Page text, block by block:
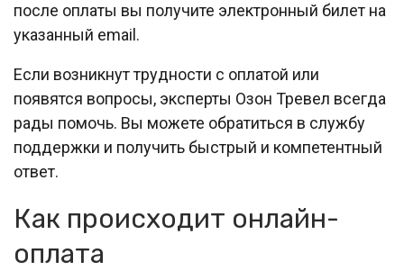
после оплаты вы получите электронный билет на
указанный email.
Если возникнут трудности с оплатой или
появятся вопросы, эксперты Озон Тревел всегда
рады помочь. Вы можете обратиться в службу
поддержки и получить быстрый и компетентный
ответ.
Как происходит онлайн-
оплата